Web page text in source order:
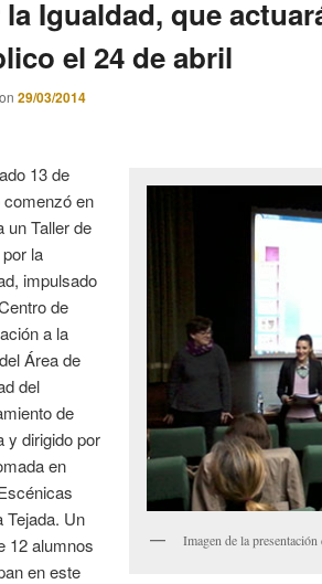
Igualdad, que
el 24 de abril
29/03/2014
Imagen de la
13 de
en
un Taller de
la
impulsado
de
a la
Área de
del
de
y dirigido por
en
Tejada. Un
12 alumnos
en este